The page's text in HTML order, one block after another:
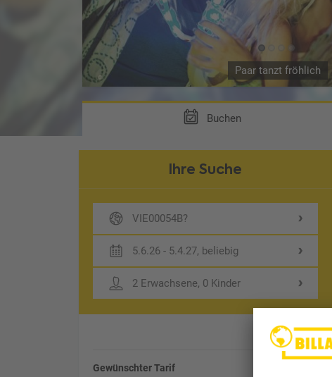
Paar tanzt fröhlich
Buchen
Ihre Suche
VIE00054B?
5.6.26 - 5.4.27, beliebig
2 Erwachsene, 0 Kinder
Gewünschter Tarif